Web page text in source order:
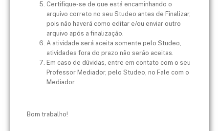
Certifique-se de que está encaminhando o
arquivo correto no seu Studeo antes de Finalizar,
pois não haverá como editar e/ou enviar outro
arquivo após a finalização.
A atividade será aceita somente pelo Studeo,
atividades fora do prazo não serão aceitas.
Em caso de dúvidas, entre em contato com o seu
Professor Mediador, pelo Studeo, no Fale com o
Mediador.
Bom trabalho!